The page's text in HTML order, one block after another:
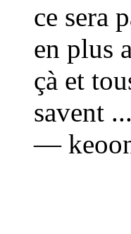
ce sera
en plus
çà et
savent ...
—